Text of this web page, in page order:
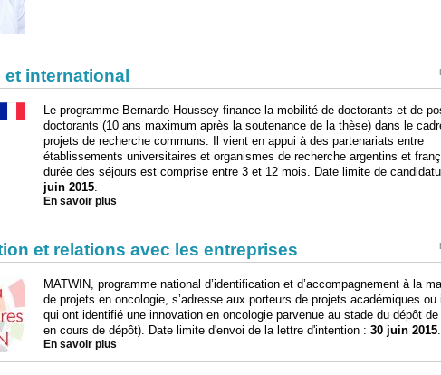
et international
Le programme Bernardo Houssey finance la mobilité de doctorants et de
doctorants (10 ans maximum après la soutenance de la thèse) dans le
projets de recherche communs. Il vient en appui à des partenariats entre
établissements universitaires et organismes de recherche argentins et
durée des séjours est comprise entre 3 et 12 mois. Date limite de
juin 2015
En savoir plus
et relations avec les entreprises
MATWIN, programme national d’identification et d’accompagnement à la
de projets en oncologie, s’adresse aux porteurs de projets académiques ou
qui ont identifié une innovation en oncologie parvenue au stade du dépôt
en cours de dépôt). Date limite d'envoi de la lettre d'intention : 30 juin 2015
En savoir plus